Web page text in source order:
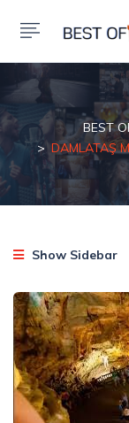
BEST
DAMLATAŞ
Show Sidebar